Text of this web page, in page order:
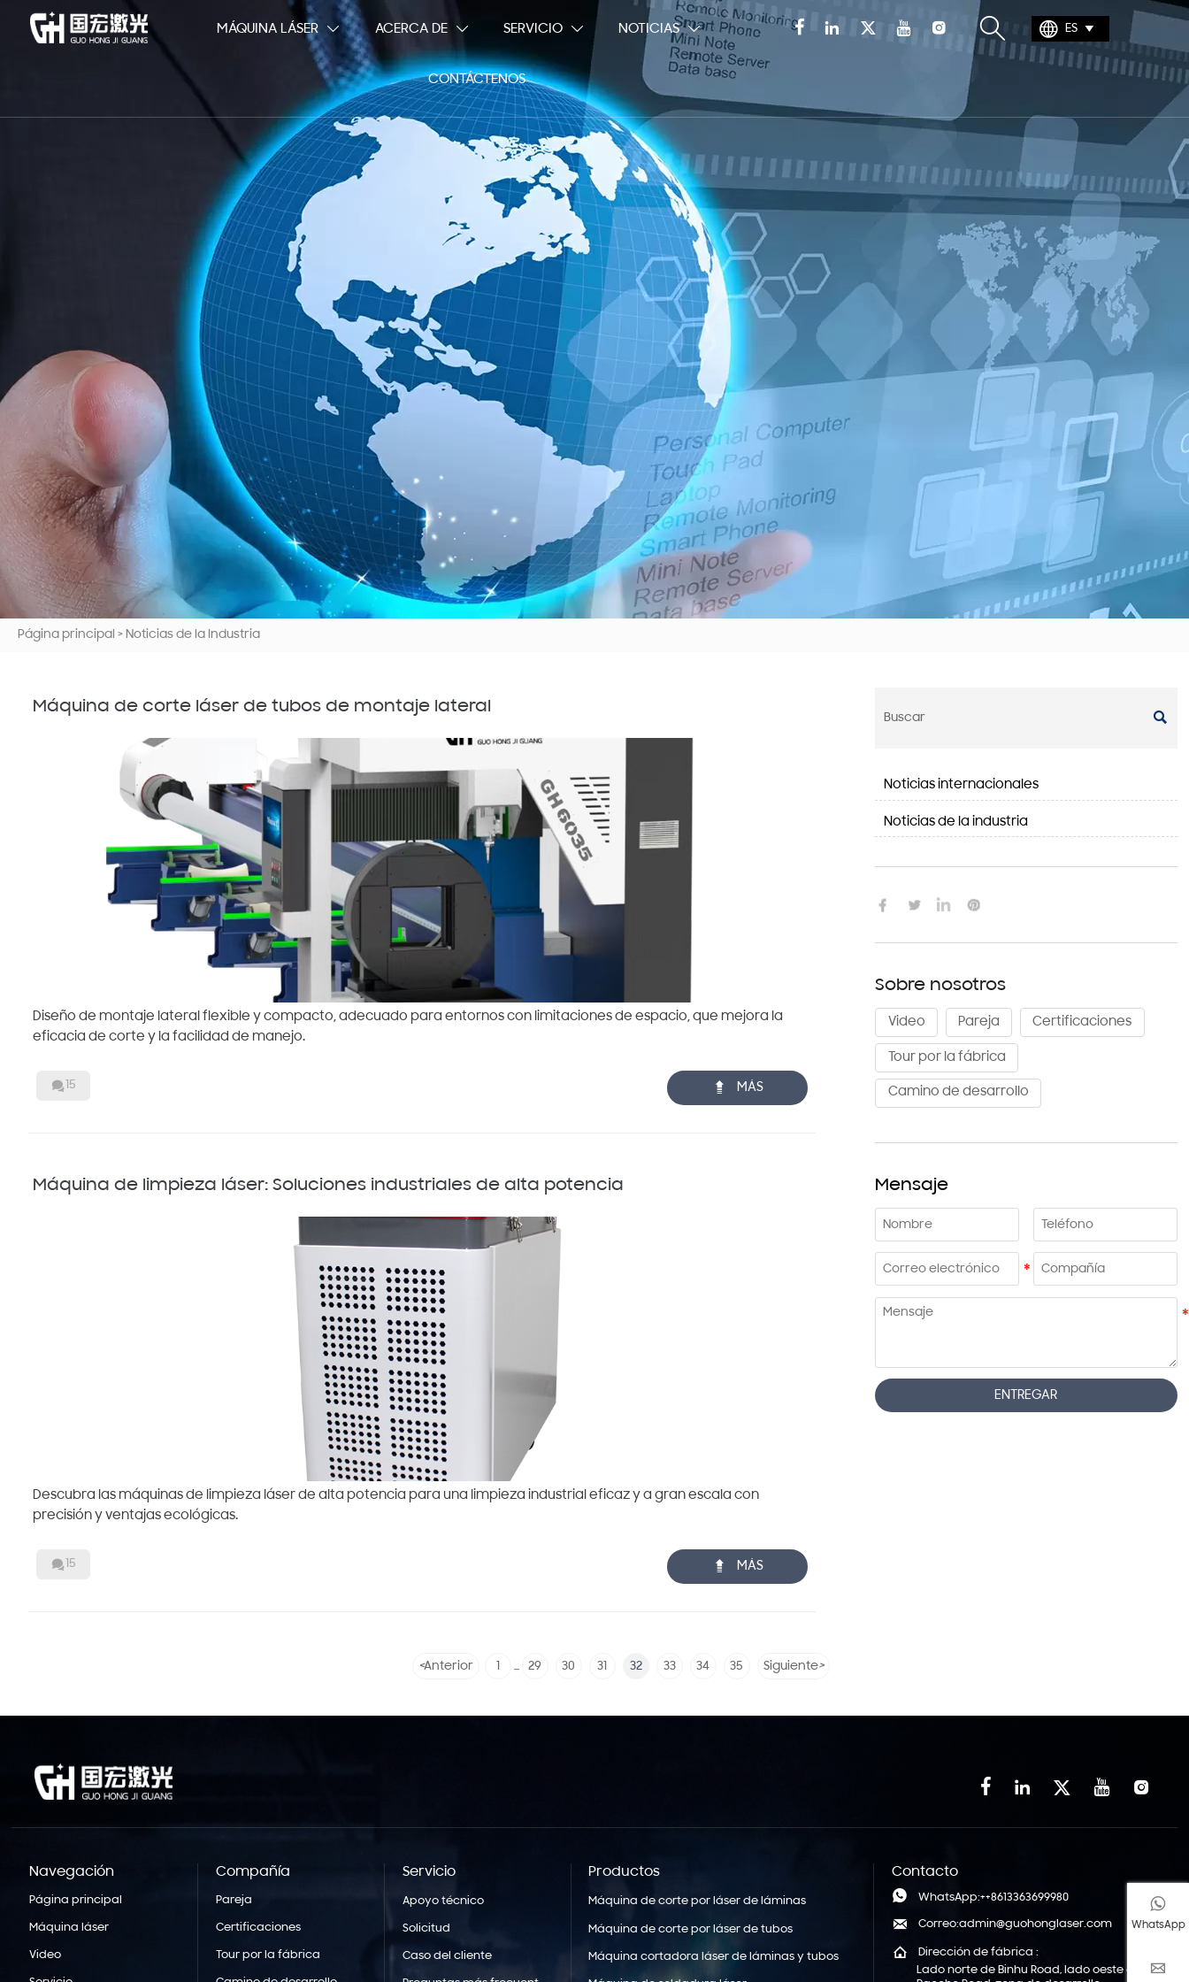
MÁQUINA LÁSER  ACERCA DE  SERVICIO  NOTICIAS 
CONTÁCTENOS
       ES 
Página principal > Noticias de la Industria
Máquina de corte láser de tubos de montaje lateral
Diseño de montaje lateral flexible y compacto, adecuado para entornos con limitaciones de espacio, que mejora la
eficacia de corte y la facilidad de manejo.
 15  MÁS
Máquina de limpieza láser: Soluciones industriales de alta potencia
Descubra las máquinas de limpieza láser de alta potencia para una limpieza industrial eficaz y a gran escala con
precisión y ventajas ecológicas.
 15  MÁS
<Anterior 1 ... 29 30 31 32 33 34 35 Siguiente>

Noticias internacionales
Noticias de la industria

Sobre nosotros
Video Pareja Certificaciones
Tour por la fábrica
Camino de desarrollo
Mensaje
ENTREGAR
    
Navegación
Página principal
Máquina láser
Video
Compañía
Pareja
Certificaciones
Tour por la fábrica
Servicio
Apoyo técnico
Solicitud
Caso del cliente
Productos
Máquina de corte por láser de láminas
Máquina de corte por láser de tubos
Máquina cortadora láser de láminas y tubos
Contacto
 WhatsApp:++8613363699980
 Correo:admin@guohonglaser.com

Dirección de fábrica :
Lado norte de Binhu Road, lado oeste de

WhatsApp
